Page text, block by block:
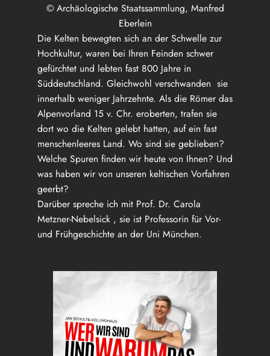
© Archäologische Staatssammlung, Manfred
Eberlein
Die Kelten bewegten sich an der Schwelle zur
Hochkultur, waren bei Ihren Feinden schwer
gefürchtet und lebten fast 800 Jahre in
Süddeutschland. Gleichwohl verschwanden sie
innerhalb weniger Jahrzehnte. Als die Römer das
Alpenvorland 15 v. Chr. eroberten, trafen sie
dort wo die Kelten gelebt hatten, auf ein fast
menschenleeres Land. Wo sind sie geblieben?
Welche Spuren finden wir heute von Ihnen? Und
was haben wir von unseren keltischen Vorfahren
geerbt?
Darüber spreche ich mit Prof. Dr. Carola
Metzner-Nebelsick , sie ist Professorin für Vor-
und Frühgeschichte an der Uni München.